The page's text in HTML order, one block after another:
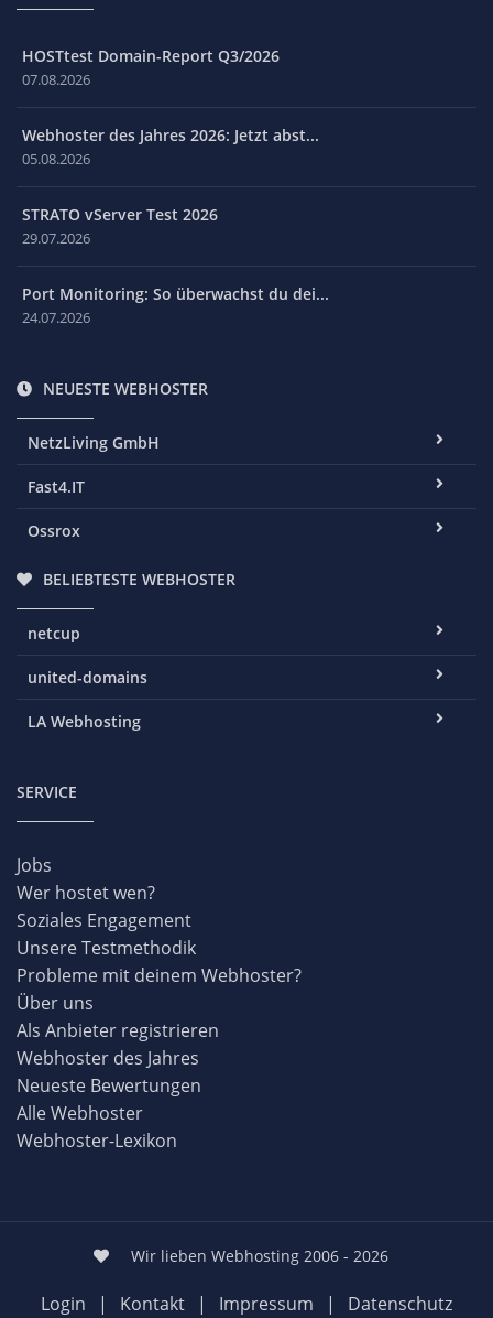
HOSTtest Domain-Report Q3/2026
07.08.2026
Webhoster des Jahres 2026: Jetzt abst...
05.08.2026
STRATO vServer Test 2026
29.07.2026
Port Monitoring: So überwachst du dei...
24.07.2026
NEUESTE WEBHOSTER
NetzLiving GmbH
Fast4.IT
Ossrox
BELIEBTESTE WEBHOSTER
netcup
united-domains
LA Webhosting
SERVICE
Jobs
Wer hostet wen?
Soziales Engagement
Unsere Testmethodik
Probleme mit deinem Webhoster?
Über uns
Als Anbieter registrieren
Webhoster des Jahres
Neueste Bewertungen
Alle Webhoster
Webhoster-Lexikon
Wir lieben Webhosting 2006 - 2026
Login | Kontakt | Impressum | Datenschutz